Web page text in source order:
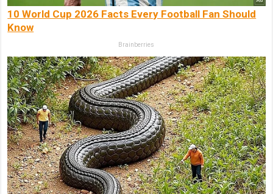
10 World Cup 2026 Facts Every Football Fan Should
Know
Brainberries